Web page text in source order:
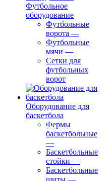
Футбольное
оборудование
Футбольные
ворота —
Футбольные
мячи —
Сетки для
футбольных
ворот
Оборудование для
баскетбола
Фермы
баскетбольные
—
Баскетбольные
стойки —
Баскетбольные
щиты —